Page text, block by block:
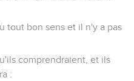
tout bon sens et il n'y a pas
comprendraient, et ils
: